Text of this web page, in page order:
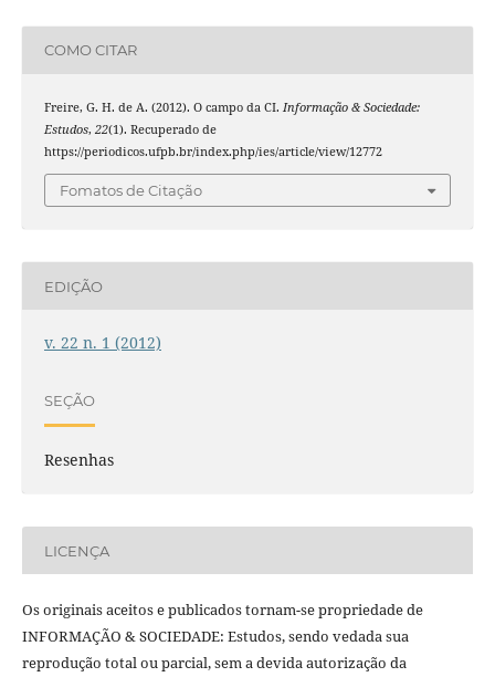
COMO CITAR
Freire, G. H. de A. (2012). O campo da CI. Informação & Sociedade:
Estudos, 22(1). Recuperado de
https://periodicos.ufpb.br/index.php/ies/article/view/12772
Fomatos de Citação
EDIÇÃO
v. 22 n. 1 (2012)
SEÇÃO
Resenhas
LICENÇA
Os originais aceitos e publicados tornam-se propriedade de
INFORMAÇÃO & SOCIEDADE: Estudos, sendo vedada sua
reprodução total ou parcial, sem a devida autorização da